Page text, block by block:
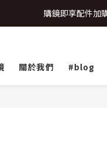
💗 | 全館任選 贈奶呼呼品
購鏡即享配件加
關於我們 #blog